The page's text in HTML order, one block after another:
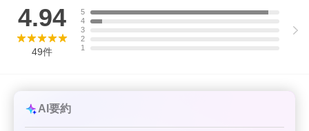
そのまま焼いて食べても美味しく召し上がれますが、
パスタや味噌煮などのアレンジ料理にもおススメです。
多くの方がリピーターになってしまう、
便利で美味しい飯田商店の『骨取り魚』
〜実績〜
150年以上の歴史をもつ老舗水産加工屋『飯田商店』が
1つ1つ手作業で骨取り加工をおこなっております。
4.94
49件
5
4
3
2
1
AI要約